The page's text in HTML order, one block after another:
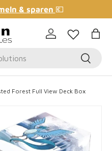
& sparen 💶
Suchen
Einloggen
Forest Full View Deck Box
springen